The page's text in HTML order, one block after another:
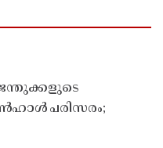
പരിസരം;